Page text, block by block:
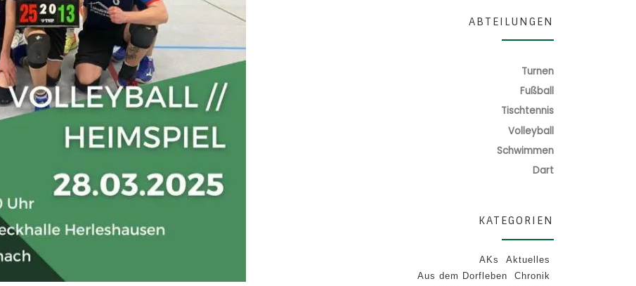
ABTEILUNGEN
Turnen
Fußball
Tischtennis
Volleyball
Schwimmen
Dart
KATEGORIEN
AKs
Aktuelles
Aus dem Dorfleben
Chronik